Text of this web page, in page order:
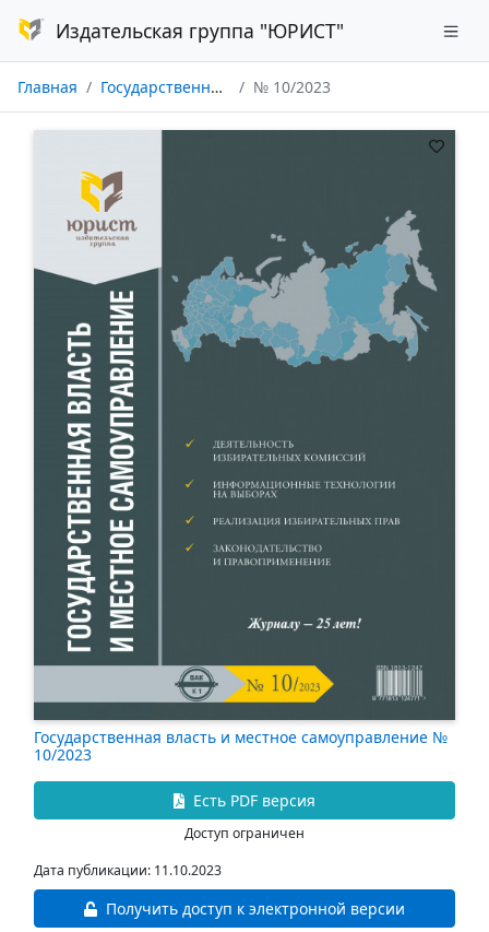
Издательская группа "ЮРИСТ"
Главная Государственная власть и местное самоуправление № 10/2023
Государственная власть и местное самоуправление №
10/2023
Есть PDF версия
Доступ ограничен
Дата публикации: 11.10.2023
Получить доступ к электронной версии